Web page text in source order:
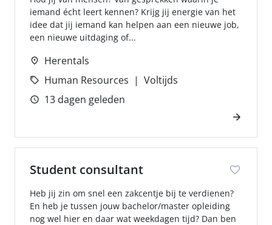
iemand écht leert kennen? Krijg jij energie van het
idee dat jij iemand kan helpen aan een nieuwe job,
een nieuwe uitdaging of...
Herentals
Human Resources
Voltijds
13 dagen geleden
Student consultant
Heb jij zin om snel een zakcentje bij te verdienen?
En heb je tussen jouw bachelor/master opleiding
nog wel hier en daar wat weekdagen tijd? Dan ben